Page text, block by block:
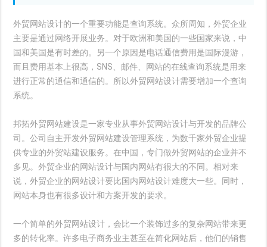
外贸网站设计的一个重要功能是查询系统。众所周知，外贸企业
主要是通过网络开展业务。对于欧洲和美国的一些国家来说，中
国和美国是有时差的。另一个原因是电话通信费用是国际漫游，
而且费用基本上很高，SNS、邮件、网站的在线查询系统是用来
进行正常的通信和通信的。所以外贸网站设计需要增加一个查询
系统。
邦拓外贸网站建设是一家专业从事外贸网站设计与开发的品牌公
司。公司自主开发外贸网站建设管理系统，为数千家外贸企业提
供专业的外贸站建设服务。在中国，专门做外贸网站的企业并不
多见。外贸企业的网站设计与国内网站有很大的不同。相对来
说，外贸企业的网站设计要比国内网站设计难度大一些。同时，
网站本身也有很多设计和方案开发的要求。
一个简单的外贸网站设计，会比一个装饰过多的复杂网站带来更
多的转化率。许多电子商务业主甚至在简化网站后，他们的销售